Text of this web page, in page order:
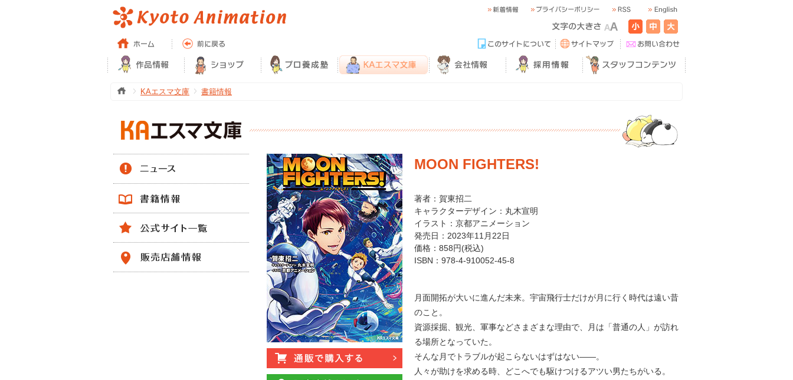
KAエスマ文庫 書籍情報
MOON FIGHTERS!
著者：賀東招二
キャラクターデザイン：丸木宣明
イラスト：京都アニメーション
発売日：2023年11月22日
価格：858円(税込)
ISBN：978-4-910052-45-8
月面開拓が大いに進んだ未来。宇宙飛行士だけが月に行く時代は遠い昔
のこと。
資源採掘、観光、軍事などさまざまな理由で、月は「普通の人」が訪れ
る場所となっていた。
そんな月でトラブルが起こらないはずはない――。
人々が助けを求める時、どこへでも駆けつけるアツい男たちがいる。